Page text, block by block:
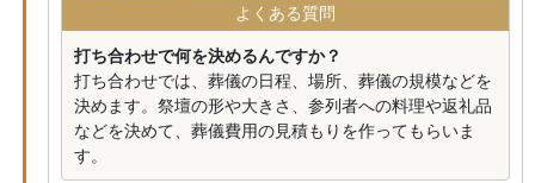
よくある質問
打ち合わせで何を決めるんですか？
打ち合わせでは、葬儀の日程、場所、葬儀の規模などを
決めます。祭壇の形や大きさ、参列者への料理や返礼品
などを決めて、葬儀費用の見積もりを作ってもらいま
す。